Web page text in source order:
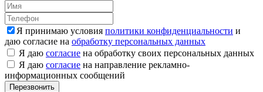
Я принимаю условия политики конфиденциальности и
даю согласие на обработку персональных данных
Я даю согласие на обработку своих персональных данных
Я даю согласие на направление рекламно-
информационных сообщений